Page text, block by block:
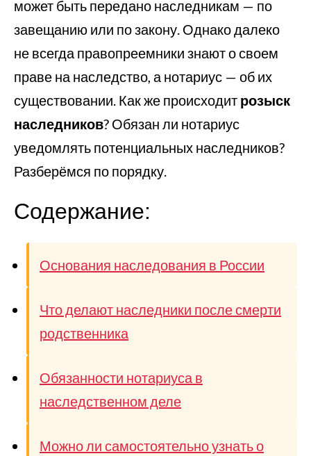
может быть передано наследникам — по
завещанию или по закону. Однако далеко
не всегда правопреемники знают о своем
праве на наследство, а нотариус — об их
существовании. Как же происходит розыск
наследников? Обязан ли нотариус
уведомлять потенциальных наследников?
Разберёмся по порядку.
Содержание:
Основания наследования в России
Что делают наследники после смерти
родственника
Обязанности нотариуса в
наследственном деле
Можно ли самостоятельно узнать о